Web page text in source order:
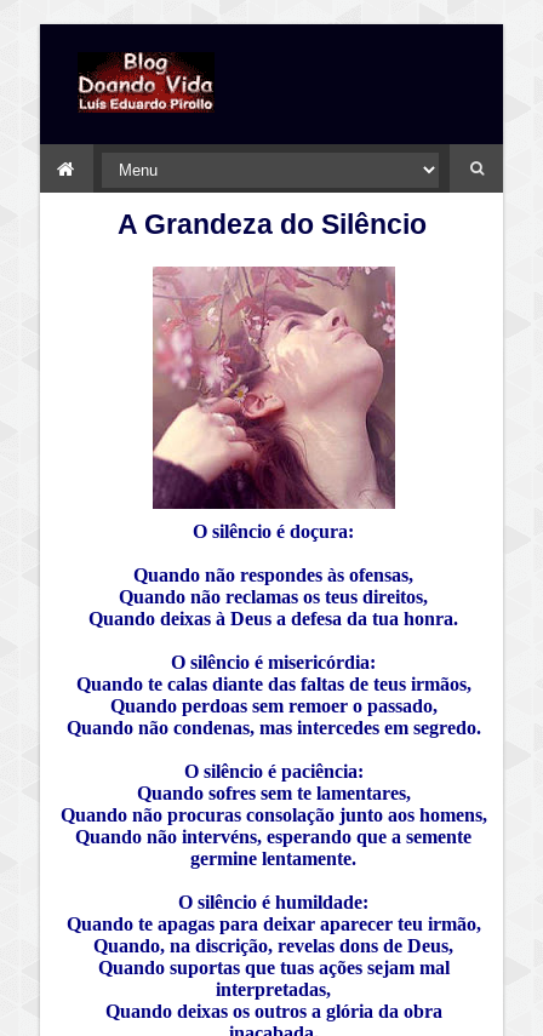
A Grandeza do Silêncio
O silêncio é doçura:
Quando não respondes às ofensas,
Quando não reclamas os teus direitos,
Quando deixas à Deus a defesa da tua honra.
O silêncio é misericórdia:
Quando te calas diante das faltas de teus irmãos,
Quando perdoas sem remoer o passado,
Quando não condenas, mas intercedes em segredo.
O silêncio é paciência:
Quando sofres sem te lamentares,
Quando não procuras consolação junto aos homens,
Quando não intervéns, esperando que a semente
germine lentamente.
O silêncio é humildade:
Quando te apagas para deixar aparecer teu irmão,
Quando, na discrição, revelas dons de Deus,
Quando suportas que tuas ações sejam mal
interpretadas,
Quando deixas os outros a glória da obra